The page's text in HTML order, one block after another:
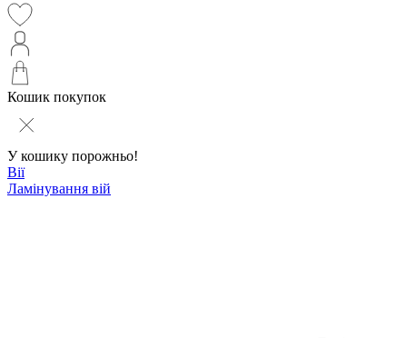
Кошик покупок
У кошику порожньо!
Вії
Ламінування вій